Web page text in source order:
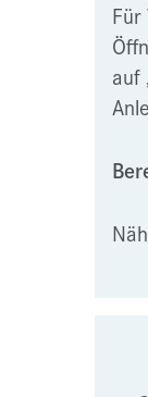
Für
auf